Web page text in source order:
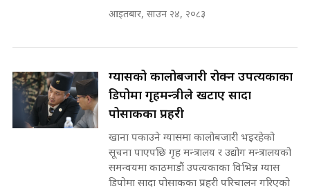
नोट मन्त्रीलाई घुस | SIDHAKURA |
SIDHAKURA INVESTIGATION |
मृतकका परिवारप्रति मेडिकल काउन्सीलको
बदनियत ! न्याय खोज्दै भौतारिदै सुवास
|| THE REPORTER ||
आइतबार, साउन २४, २०८३
ग्यासको कालोबजारी रोक्न उपत्यकाका
डिपोमा गृहमन्त्रीले खटाए सादा
पोसाकका प्रहरी
खाना पकाउने ग्यासमा कालोबजारी भइरहेको
सूचना पाएपछि गृह मन्त्रालय र उद्योग मन्त्रालयको
समन्वयमा काठमाडौं उपत्यकाका विभिन्न ग्यास
डिपोमा सादा पोसाकका प्रहरी परिचालन गरिएको